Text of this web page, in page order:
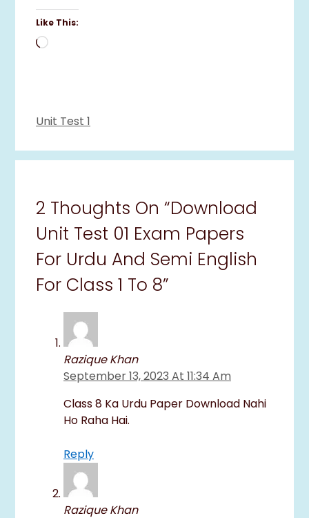
Like This:
Loading…
Categories
Unit Test 1
2 Thoughts On “download
Unit Test 01 Exam Papers
For Urdu And Semi English
For Class 1 To 8”
Razique Khan
September 13, 2023 At 11:34 Am
Class 8 Ka Urdu Paper Download Nahi
Ho Raha Hai.
Reply
Razique Khan